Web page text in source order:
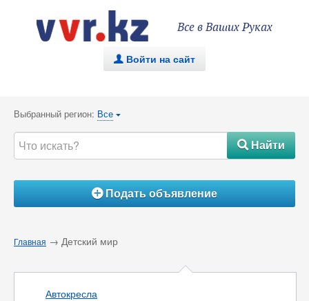
Все в Ваших Руках
. Войти на сайт
Выбранный регион: Все {
#Найти
ÁПодать объявление
Главная → Детский мир
Автокресла